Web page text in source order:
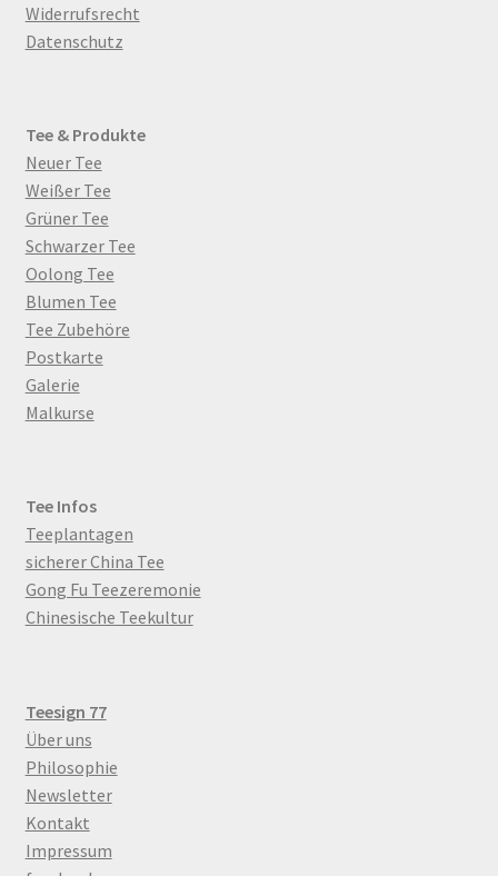
Widerrufsrecht
Datenschutz
Tee & Produkte
Neuer Tee
Weißer Tee
Grüner Tee
Schwarzer Tee
Oolong Tee
Blumen Tee
Tee Zubehöre
Postkarte
Galerie
Malkurse
Tee Infos
Teeplantagen
sicherer China Tee
Gong Fu Teezeremonie
Chinesische Teekultur
Teesign 77
Über uns
Philosophie
Newsletter
Kontakt
Impressum